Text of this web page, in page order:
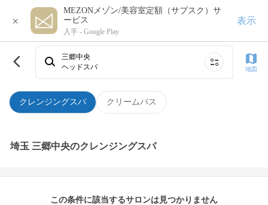
×
MEZONメゾン/美容室定額（サブスク）サ
ービス
入手 - Google Play
表示
クレンジングスパ クリームバス
三郷中央
ヘッドスパ
地図
埼玉 三郷中央のクレンジングスパ
この条件に該当するサロンは見つかりません